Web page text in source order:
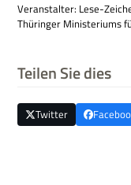
Ver­an­stal­ter: Lese-
Thü­rin­ger Mini­ste­ri­ums
Teilen Sie dies
Twitter